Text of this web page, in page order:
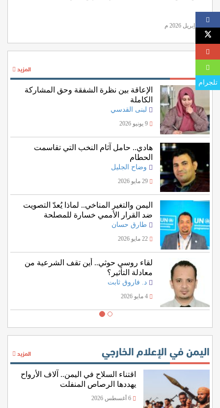
آراء المزيد
الإعاقة بين نظرة الشفقة وحق المشاركة
الكاملة
لبنى القدسي
9 يونيو 2026
هادي.. حامل آثام النخب التي تقاسمت
الحطام
وضاح الجليل
29 مايو 2026
اليمن والتغير المناخي.. لماذا يُعدّ التصويت
ضد القرار الأممي خسارة للمصلحة
اليمنية؟
طارق حسان
لقاء روسي حوثي.. أين تقف الشرعية من
معادلة التأثير؟
د. فاروق ثابت
4 مايو 2026
اليمن في الإعلام الخارجي المزيد
اقتناء السلاح في اليمن.. آلاف الأرواح
يهددها الرصاص المنفلت
6 أغسطس 2026
تلجرام